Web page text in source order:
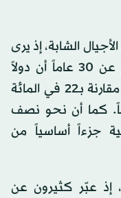
الشابة، إذ يرى
44 في المائة ممن تقل أعمارهم عن 30 عاماً أن دولاً
أخرى أفضل من الولايات المتحدة، مقارنة بـ22 في المائة
كما أن نحو نصف
جزءاً أساسياً من
إذ عبّر كثيرون عن